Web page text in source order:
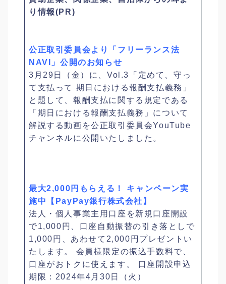
り情報(PR)
公正取引委員会より「フリーランス法
NAVI」公開のお知らせ
3月29日（金）に、Vol.3「定めて、守っ
て支払って 期日における報酬支払義務」
と題して、報酬支払に関する規定である
「期日における報酬支払義務」について
解説する動画を公正取引委員会YouTube
チャンネルに公開いたしました。
最大2,000円もらえる！ キャンペーン実
施中【PayPay銀行株式会社】
法人・個人事業主用口座を新規口座開設
で1,000円、口座自動振替の引き落としで
1,000円、あわせて2,000円プレゼントい
たします。 会員様限定の振込手数料で、
口座がおトクに使えます。 口座開設申込
期限：2024年4月30日（火）